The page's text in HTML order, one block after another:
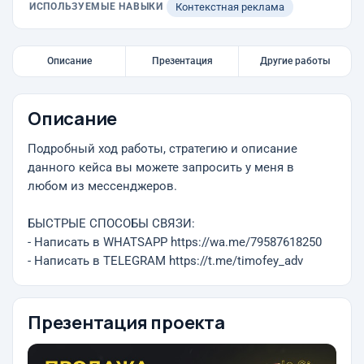
ИСПОЛЬЗУЕМЫЕ НАВЫКИ Контекстная реклама
Описание Презентация Другие работы
Описание
Подробный ход работы, стратегию и описание
данного кейса вы можете запросить у меня в
любом из мессенджеров.
БЫСТРЫЕ СПОСОБЫ СВЯЗИ:
- Написать в WHATSAPP https://wa.me/79587618250
- Написать в TELEGRAM https://t.me/timofey_adv
Презентация проекта